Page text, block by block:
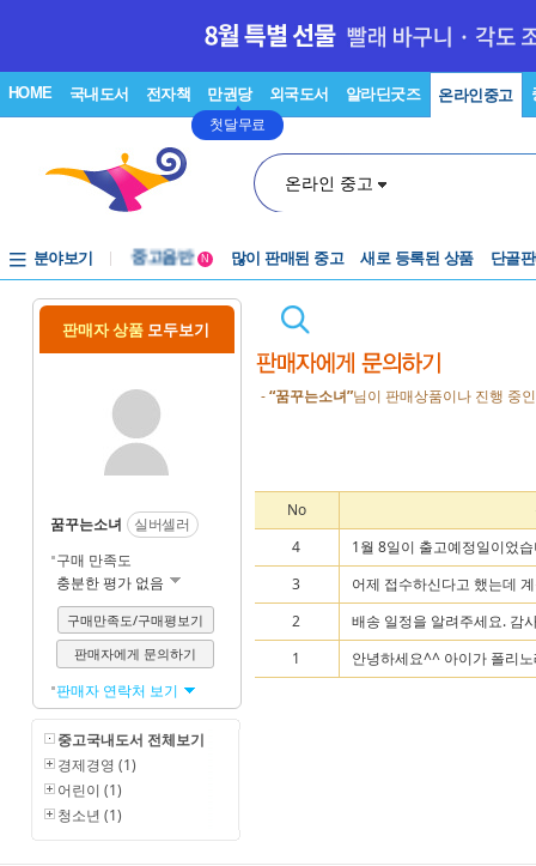
HOME 국내도서 전자책 만권당
첫달무료
외국도서 알라딘굿즈 온라인중고
온라인 중고
분야보기
중고음반
N 많이 판매된 중고 새로 등록된 상품 단골
판매자 상품 모두보기
꿈꾸는소녀
실버셀러
구매 만족도
충분한 평가 없음
구매만족도/구매평보기
판매자에게 문의하기
판매자 연락처 보기
중고국내도서 전체보기
경제경영 (1)
어린이 (1)
청소년 (1)
-“꿈꾸는소녀”님이 판매상품이나 진행 중
No
4
1월 8일이 출고예정일이었
3
어제 접수하신다고 했는데
2
배송 일정을 알려주세요. 감
1
안녕하세요^^ 아이가 폴리